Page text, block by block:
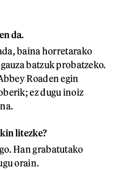
da.
baina horretarako
batzuk probatzeko.
Roaden egin
ez dugu inoiz
litezke?
Han grabatutako
orain.